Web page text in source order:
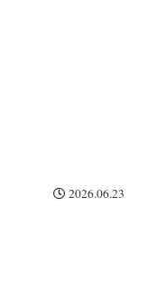
2026.06.23